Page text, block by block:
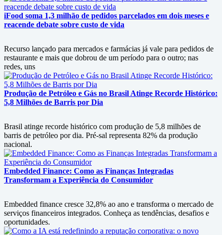
iFood soma 1,3 milhão de pedidos parcelados em dois meses e
reacende debate sobre custo de vida
Recurso lançado para mercados e farmácias já vale para pedidos de
restaurante e mais que dobrou de um período para o outro; nas
redes, uns
Produção de Petróleo e Gás no Brasil Atinge Recorde Histórico:
5,8 Milhões de Barris por Dia
Brasil atinge recorde histórico com produção de 5,8 milhões de
barris de petróleo por dia. Pré-sal representa 82% da produção
nacional.
Embedded Finance: Como as Finanças Integradas
Transformam a Experiência do Consumidor
Embedded finance cresce 32,8% ao ano e transforma o mercado de
serviços financeiros integrados. Conheça as tendências, desafios e
oportunidades.